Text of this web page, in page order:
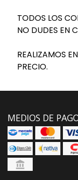
TODOS LOS
NO DUDES EN
REALIZAMOS
PRECIO.
MEDIOS DE